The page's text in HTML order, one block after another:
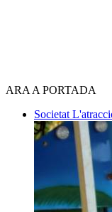
ARA A PORTADA
Societat